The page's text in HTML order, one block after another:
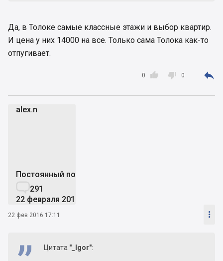
Да, в Толоке самые классные этажи и выбор квартир.
И цена у них 14000 на все. Только сама Толока как-то
отпугивает.

0  0 
alex.n
Постоянный пользователь
291
22 февраля 2016
22 фев 2016 17:11 
Цитата "_Igor":